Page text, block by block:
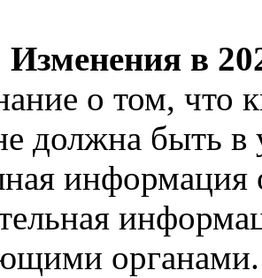
в
о том, что
должна быть в
информация
органами.